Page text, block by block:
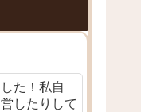
た！私自
したりして